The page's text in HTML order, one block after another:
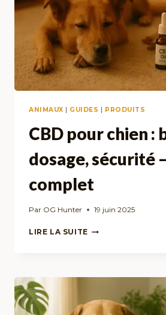
ANIMAUX | GUIDES | PRODUITS
CBD pour chien :
dosage, sécurité
complet
Par OG Hunter 19 juin 2025
LIRE LA SUITECBD
BIENFAITS,
SÉCURITÉ
–